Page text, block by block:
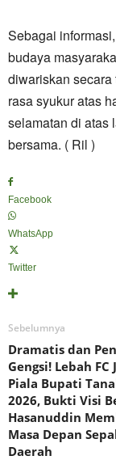
Sebagai
budaya
diwariskan
rasa syukur atas
selamatan di atas
bersama. ( Ril )
Facebook
WhatsApp
Twitter
Sebelumnya
Dramatis dan
Gengsi! Lebah FC
Piala Bupati
2026, Bukti Visi
Hasanuddin
Masa Depan
Daerah